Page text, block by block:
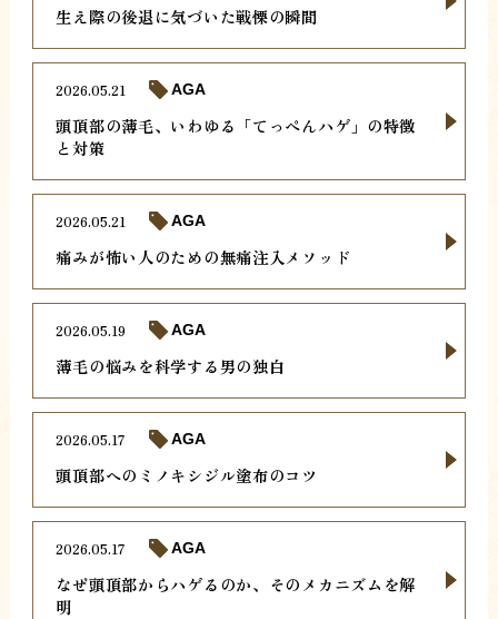
生え際の後退に気づいた戦慄の瞬間
頭頂部の薄毛、いわゆる「てっぺんハゲ」の特徴
と対策
2026.05.21 AGA
痛みが怖い人のための無痛注入メソッド
2026.05.21 AGA
薄毛の悩みを科学する男の独白
2026.05.19 AGA
頭頂部へのミノキシジル塗布のコツ
2026.05.17 AGA
なぜ頭頂部からハゲるのか、そのメカニズムを解
明
2026.05.17 AGA